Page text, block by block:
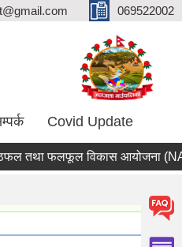
069522002
Covid Update
तथा फलफूल विकास आयोजना